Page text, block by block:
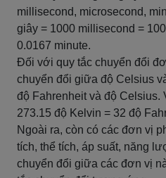
millisecond, microsecond,
giây = 1000 millisecond =
0.0167 minute.
Đối với quy tắc chuyển đổi
chuyển đổi giữa độ Celsius
độ Fahrenheit và độ Celsius.
273.15 độ Kelvin = 32 độ
Ngoài ra, còn có các đơn vị
tích, thể tích, áp suất, năng
chuyển đổi giữa các đơn vị